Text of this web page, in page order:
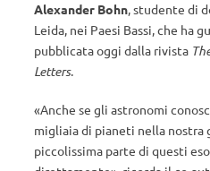
Alexander Bohn, studente di
Leida, nei Paesi Bassi, che ha
pubblicata oggi dalla rivista
Letters.
«Anche se gli astronomi
migliaia di pianeti nella nostra
piccolissima parte di questi